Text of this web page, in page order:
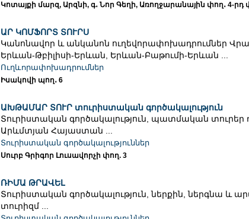
Կոտայքի մարզ, Արզնի, գ․ Նոր Գեղի, Առողջարանային փող․ 4-րդ
ԱՐ ԿՈՄՖՈՐՏ ՏՈՒՐՍ
Կանոնավոր և անկանոն ուղեվորափոխադրումներ
Երևան-Թբիլիսի-Երևան, Երևան-Բաթումի-Երևան ...
Ուղևորափոխադրումներ
Իսակովի պող․ 6
ԱԽԹԱՄԱՐ ՏՈՒՐ տուրիստական գործակալություն
Տուրիստական գործակալություն, պատմական տուրեր
Արևմտյան Հայաստան ...
Տուրիստական գործակալություններ
Սուրբ Գրիգոր Լուսավորչի փող. 3
ՌԻՄԱ ԹՐԱՎԵԼ
Տուրիստական գործակալություն, ներքին, ներգնա և
տուրիզմ ...